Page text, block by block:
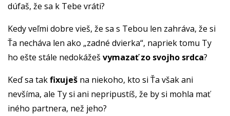
dúfaš, že sa k Tebe vráti?
Kedy veľmi dobre vieš, že sa s Tebou len zahráva, že si
Ťa necháva len ako „zadné dvierka“, napriek tomu Ty
ho ešte stále nedokážeš vymazať zo svojho srdca?
Keď sa takfixuješ na niekoho, kto si Ťa však ani
nevšíma, ale Ty si ani nepripustíš, že by si mohla mať
iného partnera, než jeho?